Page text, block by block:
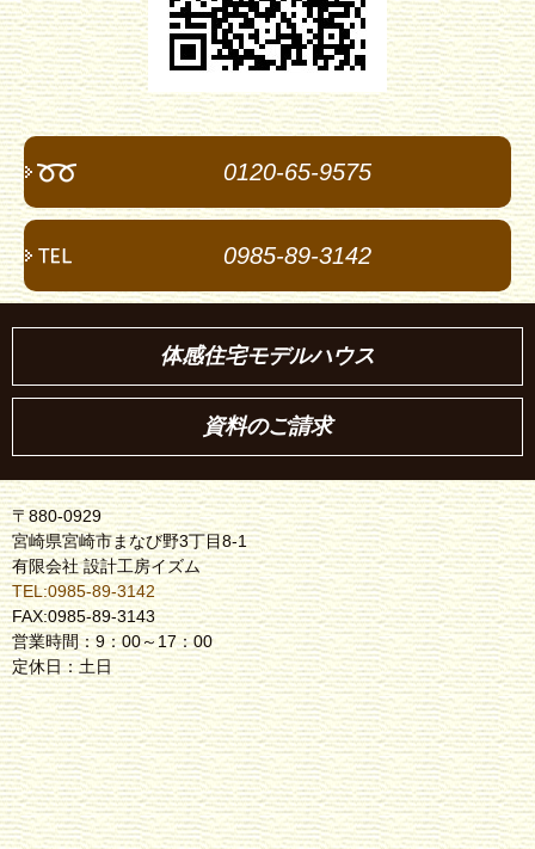
0120-65-9575
0985-89-3142
体感住宅モデルハウス
資料のご請求
〒880-0929
宮崎県宮崎市まなび野3丁目8-1
有限会社 設計工房イズム
TEL:0985-89-3142
FAX:0985-89-3143
営業時間：9：00～17：00
定休日：土日